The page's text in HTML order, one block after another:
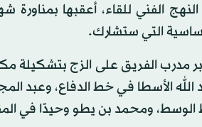
الفني للقاء، أعقبها
التي ستشارك.
مدرب الفريق على الزج بتشكيلة
الأسطا في خط الدفاع، وعبد
ومحمد بن يطو وحيدًا في